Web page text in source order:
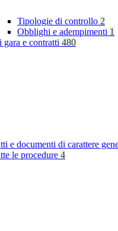
Tipologie di controllo 2
Obblighi e adempimenti 1
gara e contratti 480
e documenti di carattere
le procedure 4